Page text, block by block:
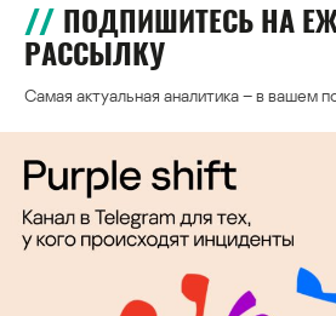
ПОДПИШИТЕСЬ НА
РАССЫЛКУ
Самая актуальная аналитика – в вашем